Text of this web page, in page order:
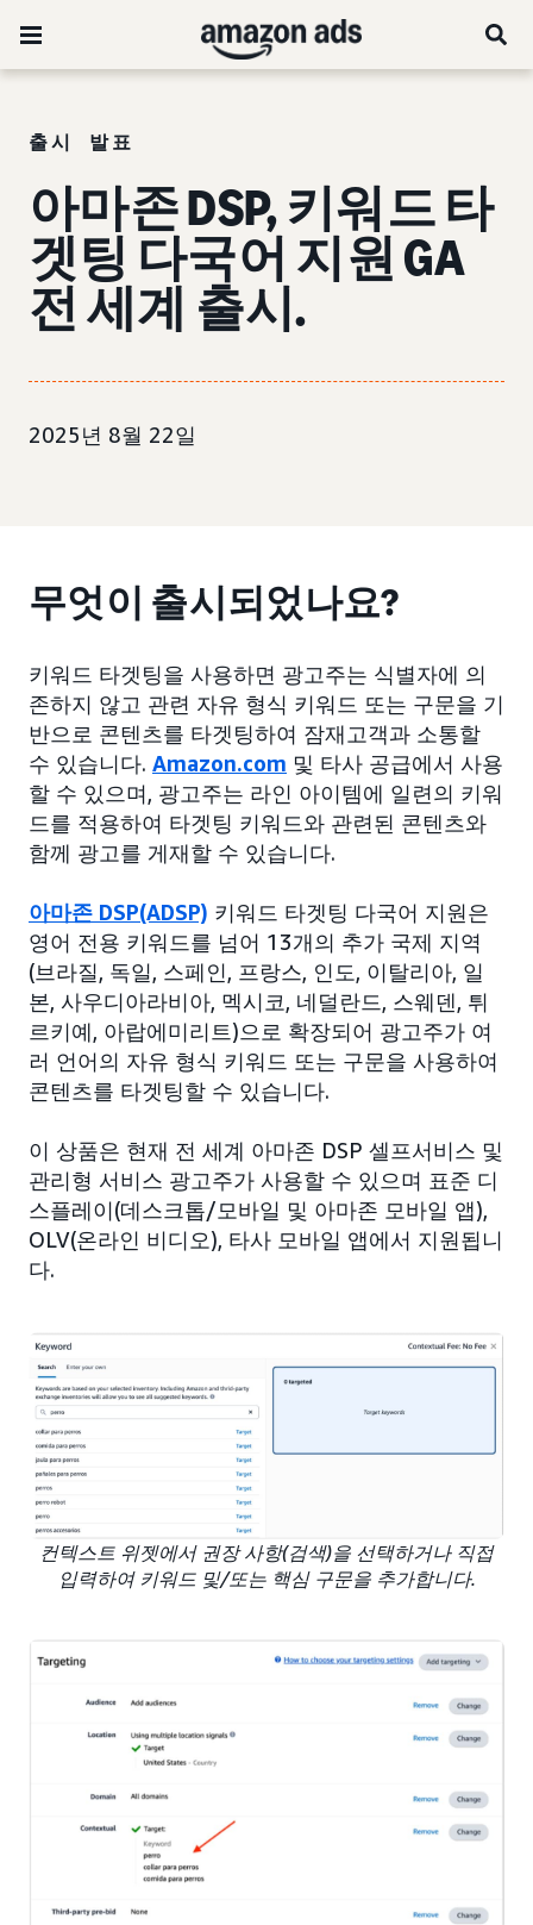
출시 발표
아마존 DSP, 키워드 타
겟팅 다국어 지원 GA
전 세계 출시.
2025년 8월 22일
무엇이 출시되었나요?
키워드 타겟팅을 사용하면 광고주는 식별자에 의
존하지 않고 관련 자유 형식 키워드 또는 구문을 기
반으로 콘텐츠를 타겟팅하여 잠재고객과 소통할
수 있습니다. Amazon.com 및 타사 공급에서 사용
할 수 있으며, 광고주는 라인 아이템에 일련의 키워
드를 적용하여 타겟팅 키워드와 관련된 콘텐츠와
함께 광고를 게재할 수 있습니다.
아마존 DSP(ADSP) 키워드 타겟팅 다국어 지원은
영어 전용 키워드를 넘어 13개의 추가 국제 지역
(브라질, 독일, 스페인, 프랑스, 인도, 이탈리아, 일
본, 사우디아라비아, 멕시코, 네덜란드, 스웨덴, 튀
르키예, 아랍에미리트)으로 확장되어 광고주가 여
러 언어의 자유 형식 키워드 또는 구문을 사용하여
콘텐츠를 타겟팅할 수 있습니다.
이 상품은 현재 전 세계 아마존 DSP 셀프서비스 및
관리형 서비스 광고주가 사용할 수 있으며 표준 디
스플레이(데스크톱/모바일 및 아마존 모바일 앱),
OLV(온라인 비디오), 타사 모바일 앱에서 지원됩니
다.
컨텍스트 위젯에서 권장 사항(검색)을 선택하거나 직접
입력하여 키워드 및/또는 핵심 구문을 추가합니다.